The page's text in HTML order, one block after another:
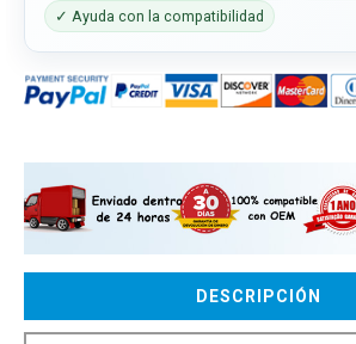
✓ Ayuda con la compatibilidad
DESCRIPCIÓN